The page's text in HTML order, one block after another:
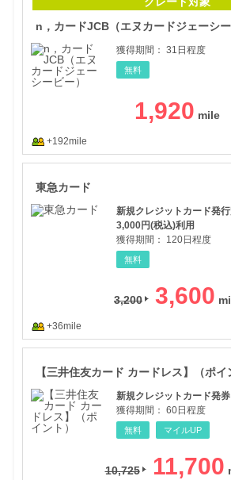
n，カードJCB（エヌカードジェーシー
獲得期間： 31日程度
無料
1,920
+192mile
東急カード
新規クレジットカード発
3,000円(税込)利用
獲得期間：
120日程度
無料
3,200 3,600
+36mile
【三井住友カード カードレス】（ポイ
新規クレジットカード発券
獲得期間： 60日程度
無料 マイルUP
10,725 11,700